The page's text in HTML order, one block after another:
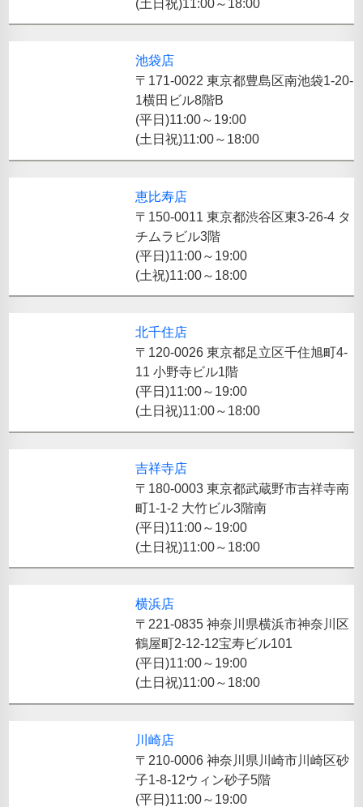
(土日祝)11:00～18:00
池袋店
〒171-0022 東京都豊島区南池袋1-20-
1横田ビル8階B
(平日)11:00～19:00
(土日祝)11:00～18:00
恵比寿店
〒150-0011 東京都渋谷区東3-26-4 タ
チムラビル3階
(平日)11:00～19:00
(土祝)11:00～18:00
北千住店
〒120-0026 東京都足立区千住旭町4-
11 小野寺ビル1階
(平日)11:00～19:00
(土日祝)11:00～18:00
吉祥寺店
〒180-0003 東京都武蔵野市吉祥寺南
町1-1-2 大竹ビル3階南
(平日)11:00～19:00
(土日祝)11:00～18:00
横浜店
〒221-0835 神奈川県横浜市神奈川区
鶴屋町2-12-12宝寿ビル101
(平日)11:00～19:00
(土日祝)11:00～18:00
川崎店
〒210-0006 神奈川県川崎市川崎区砂
子1-8-12ウィン砂子5階
(平日)11:00～19:00